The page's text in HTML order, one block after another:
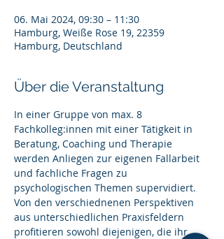
06. Mai 2024, 09:30 – 11:30
Hamburg, Weiße Rose 19, 22359
Hamburg, Deutschland
Über die Veranstaltung
In einer Gruppe von max. 8
Fachkolleg:innen mit einer Tätigkeit in
Beratung, Coaching und Therapie
werden Anliegen zur eigenen Fallarbeit
und fachliche Fragen zu
psychologischen Themen supervidiert.
Von den verschiednenen Perspektiven
aus unterschiedlichen Praxisfeldern
profitieren sowohl diejenigen, die ihr